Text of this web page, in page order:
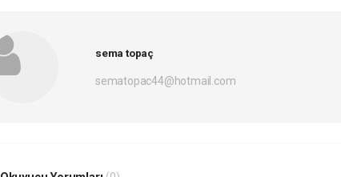
sema topaç
sematopac44@hotmail.com